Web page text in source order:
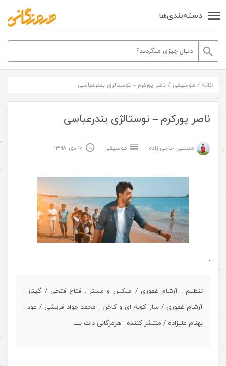
دسته‌بندی‌ها
خانه / موسیقی / ناصر پورکرم – نوستالژی بندرعباسی
ناصر پورکرم – نوستالژی بندرعباسی
مجتبی حاجی زاده موسیقی ۱۰ دی ۱۳۹۸
.
تنظیم : آرشام غفوری / میکس و مستر : فتاح فتحی / گیتار :
آرشام غفوری / ساز کوبه ای و کاخن : محمد جواد قریشی / عود :
بهنام علیزاده / منتشر کننده : هرمزگانی دات نت